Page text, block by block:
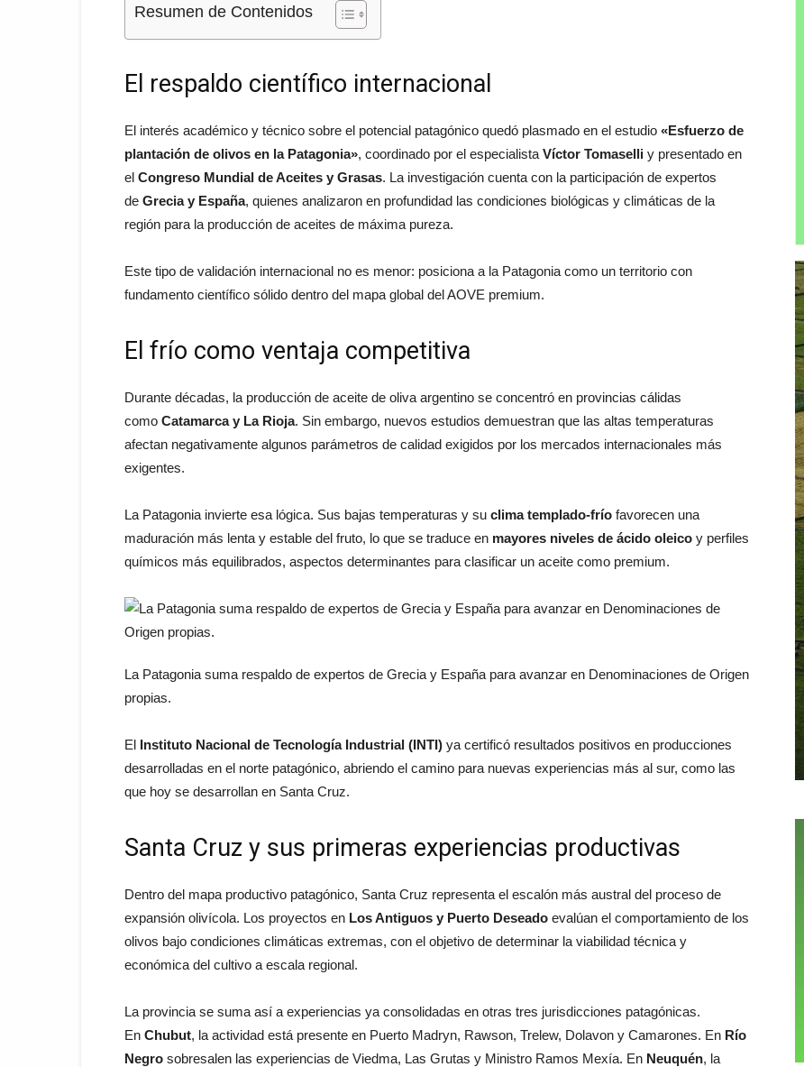
Resumen de Contenidos
El respaldo científico internacional
El interés académico y técnico sobre el potencial patagónico quedó plasmado en el estudio «Esfuerzo de
plantación de olivos en la Patagonia», coordinado por el especialista Víctor Tomaselli y presentado en
el Congreso Mundial de Aceites y Grasas. La investigación cuenta con la participación de expertos
de Grecia y España, quienes analizaron en profundidad las condiciones biológicas y climáticas de la
región para la producción de aceites de máxima pureza.
Este tipo de validación internacional no es menor: posiciona a la Patagonia como un territorio con
fundamento científico sólido dentro del mapa global del AOVE premium.
El frío como ventaja competitiva
Durante décadas, la producción de aceite de oliva argentino se concentró en provincias cálidas
como Catamarca y La Rioja. Sin embargo, nuevos estudios demuestran que las altas temperaturas
afectan negativamente algunos parámetros de calidad exigidos por los mercados internacionales más
exigentes.
La Patagonia invierte esa lógica. Sus bajas temperaturas y su clima templado-frío favorecen una
maduración más lenta y estable del fruto, lo que se traduce en mayores niveles de ácido oleico y perfiles
químicos más equilibrados, aspectos determinantes para clasificar un aceite como premium.
La Patagonia suma respaldo de expertos de Grecia y España para avanzar en Denominaciones de Origen
propias.
El Instituto Nacional de Tecnología Industrial (INTI) ya certificó resultados positivos en producciones
desarrolladas en el norte patagónico, abriendo el camino para nuevas experiencias más al sur, como las
que hoy se desarrollan en Santa Cruz.
Santa Cruz y sus primeras experiencias productivas
Dentro del mapa productivo patagónico, Santa Cruz representa el escalón más austral del proceso de
expansión olivícola. Los proyectos en Los Antiguos y Puerto Deseado evalúan el comportamiento de los
olivos bajo condiciones climáticas extremas, con el objetivo de determinar la viabilidad técnica y
económica del cultivo a escala regional.
La provincia se suma así a experiencias ya consolidadas en otras tres jurisdicciones patagónicas.
En Chubut, la actividad está presente en Puerto Madryn, Rawson, Trelew, Dolavon y Camarones. En Río
Negro sobresalen las experiencias de Viedma, Las Grutas y Ministro Ramos Mexía. En Neuquén, la